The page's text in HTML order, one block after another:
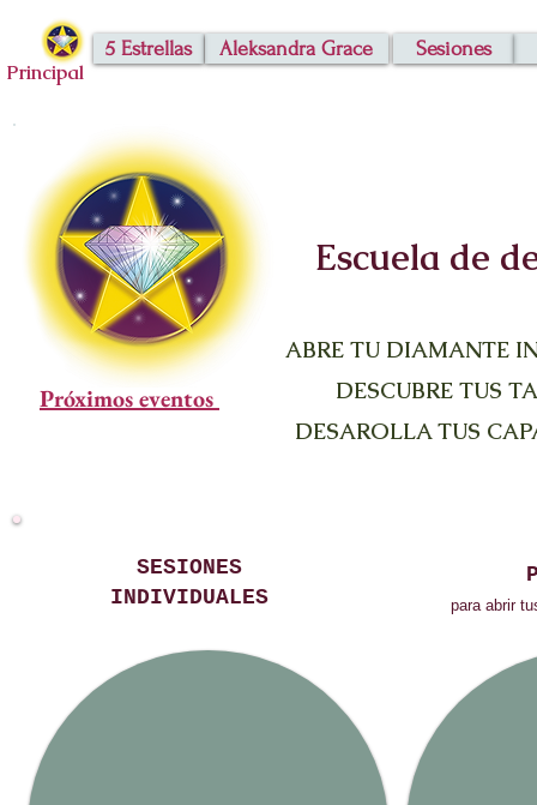
Principal
5 Estrellas Aleksandra Grace Sesiones
Escuela de
ABRE TU DIAMANTE
DESCUBRE TUS
DESAROLLA TUS
Próximos eventos
SESIONES
INDIVIDUALES
para abrir